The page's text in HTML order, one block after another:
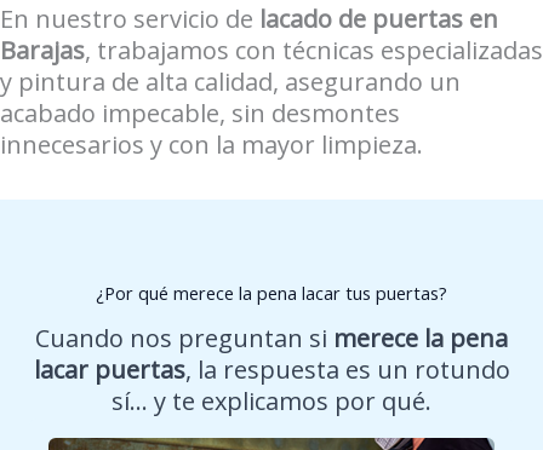
En nuestro servicio de lacado de puertas en
Barajas, trabajamos con técnicas especializadas
y pintura de alta calidad, asegurando un
acabado impecable, sin desmontes
innecesarios y con la mayor limpieza.
¿Por qué merece la pena lacar tus puertas?
Cuando nos preguntan si merece la pena
lacar puertas, la respuesta es un rotundo
sí… y te explicamos por qué.